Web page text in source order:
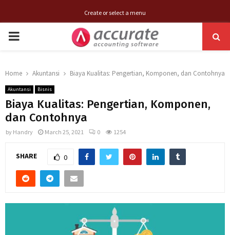
Create or select a menu
PRIMARY
Home Akuntansi Biaya Kualitas: Pengertian, Komponen, dan Contohnya
Akuntansi Bisnis
Biaya Kualitas: Pengertian, Komponen,
dan Contohnya
by Handry March 25, 2021 0 1254
SHARE 0